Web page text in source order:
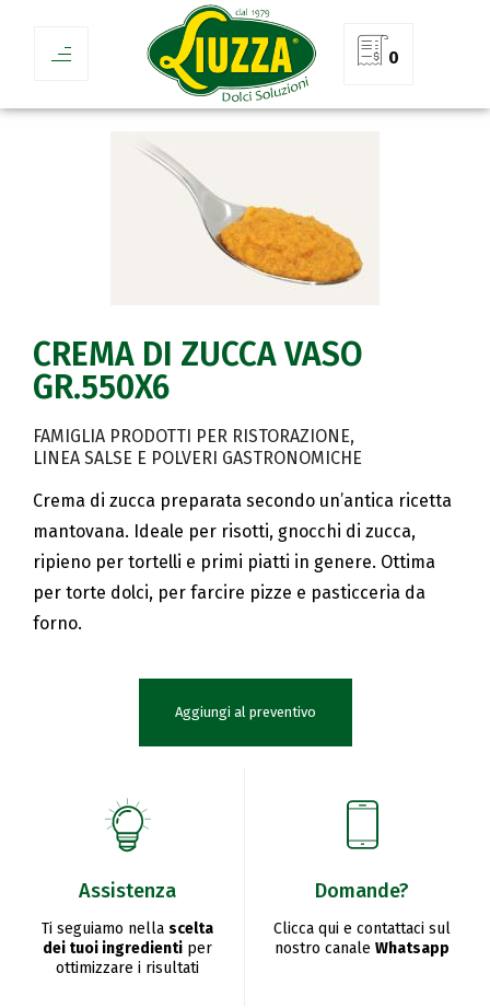
0
CREMA DI ZUCCA VASO
GR.550X6
FAMIGLIA PRODOTTI PER RISTORAZIONE
LINEA SALSE E POLVERI GASTRONOMICHE
Crema di zucca preparata secondo un’antica ricetta
mantovana. Ideale per risotti, gnocchi di zucca,
ripieno per tortelli e primi piatti in genere. Ottima
per torte dolci, per farcire pizze e pasticceria da
forno.
Aggiungi al preventivo
Assistenza
Ti seguiamo nella scelta
dei tuoi ingredienti per
ottimizzare i risultati
Domande?
Clicca qui e contattaci sul
nostro canale Whatsapp